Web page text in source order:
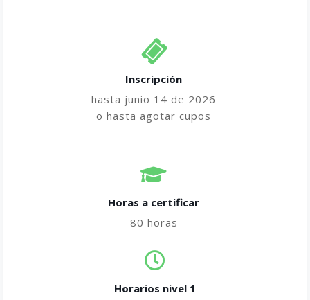
Inscripción
hasta junio 14 de 2026
o hasta agotar cupos
Horas a certificar​
80 horas
Horarios nivel 1